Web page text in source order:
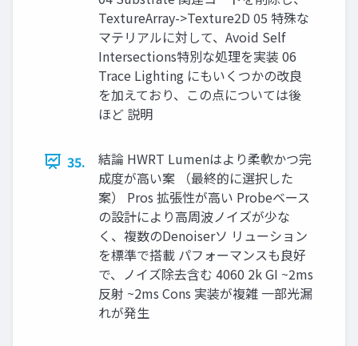
TextureArray->Texture2D 05 特殊な
マテリアルに対して、Avoid Self
Intersections特別な処理を実装 06
Trace Lighting にもいくつかの改良
を加えており、この点については後
ほど 説明
35.
結論 HWRT Lumenはより柔軟かつ完
成度が高い案 （最終的に選択した
案） Pros 拡張性が高い Probeベース
の設計により高周波ノイズが少な
く、複数のDenoiserソ リューション
を標準で搭載 パフォーマンスも良好
で、ノイズ除去含む 4060 2k GI ~2ms
反射 ~2ms Cons 実装が複雑 一部光漏
れが発生